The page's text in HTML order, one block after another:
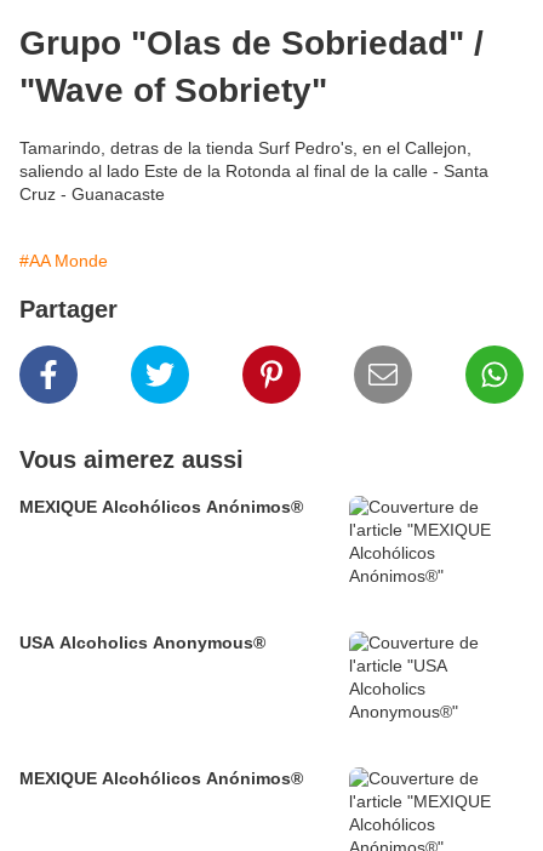
Grupo "Olas de Sobriedad" /
"Wave of Sobriety"
Tamarindo, detras de la tienda Surf Pedro's, en el Callejon,
saliendo al lado Este de la Rotonda al final de la calle - Santa
Cruz - Guanacaste
#AA Monde
Partager
Vous aimerez aussi
MEXIQUE Alcohólicos Anónimos®
USA Alcoholics Anonymous®
MEXIQUE Alcohólicos Anónimos®